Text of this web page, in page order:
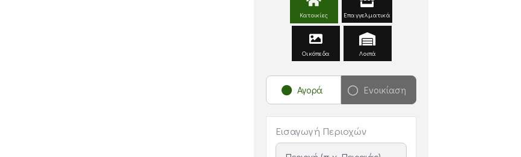
Κατοικίες Επαγγελματικά
Οικόπεδα Λοιπά
Αγορά Ενοικίαση
Εισαγωγή Περιοχών